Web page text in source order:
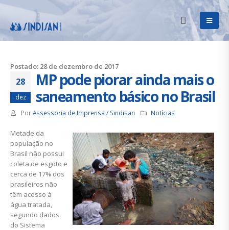
Postado: 28 de dezembro de 2017
28
dez
MP pode piorar ainda mais o
saneamento básico no Brasil
PorAssessoria de Imprensa / Sindisan Notícias
Metade da
população no
Brasil não possui
coleta de esgoto e
cerca de 17% dos
brasileiros não
têm acesso à
água tratada,
segundo dados
do Sistema